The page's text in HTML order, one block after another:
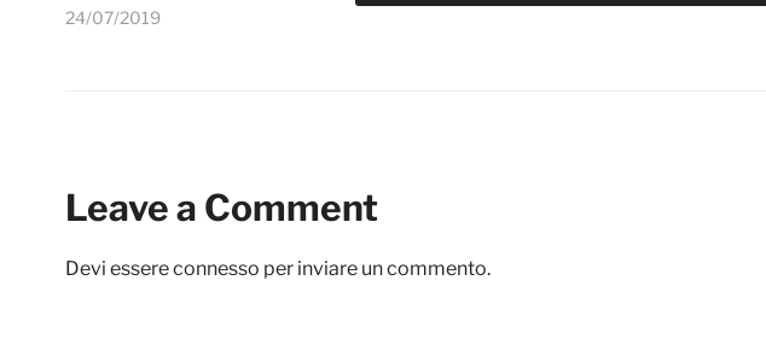
24/07/2019
Leave a Comment
Devi essereconnesso per inviare un commento.